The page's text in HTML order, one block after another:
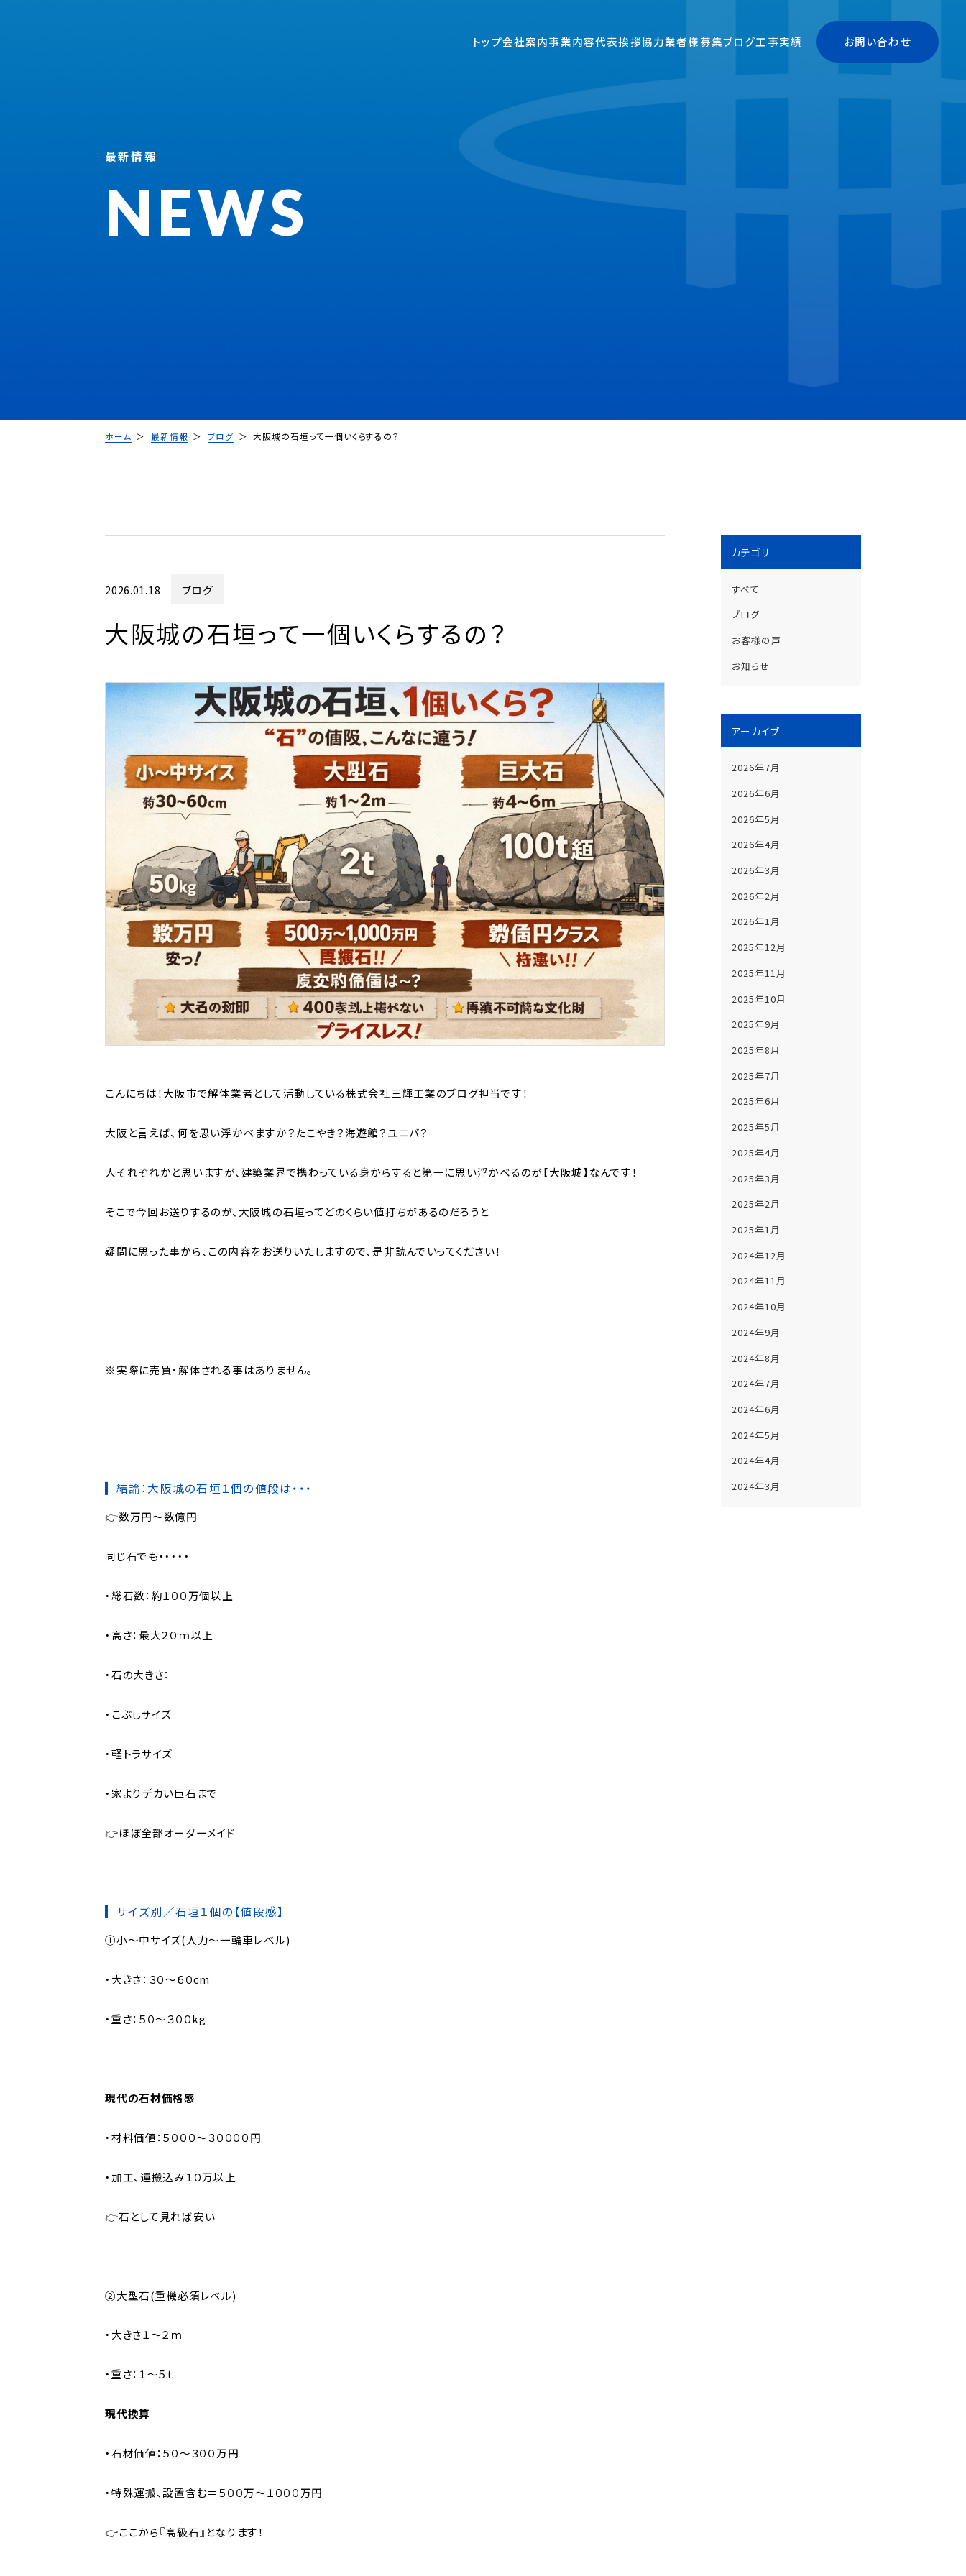
トップ会社案内事業内容代表挨拶協力業者様募集ブログ工事実績 お問い合わせ
NEWS
最新情報
ホーム 最新情報 ブログ 大阪城の石垣って一個いくらするの？
2026.01.18 ブログ
大阪城の石垣って一個いくらするの？
こんにちは！大阪市で解体業者として活動している株式会社三輝工業のブログ担当です！
大阪と言えば、何を思い浮かべますか？たこやき？海遊館？ユニバ？
人それぞれかと思いますが、建築業界で携わっている身からすると第一に思い浮かべるのが【大阪城】なんです！
そこで今回お送りするのが、大阪城の石垣ってどのくらい値打ちがあるのだろうと
疑問に思った事から、この内容をお送りいたしますので、是非読んでいってください！
※実際に売買・解体される事はありません。
結論：大阪城の石垣１個の値段は・・・
👉数万円～数億円
同じ石でも・・・・・
・総石数：約１００万個以上
・高さ：最大２０ｍ以上
・石の大きさ：
・こぶしサイズ
・軽トラサイズ
・家よりデカい巨石まで
👉ほぼ全部オーダーメイド
サイズ別／石垣１個の【値段感】
①小～中サイズ(人力～一輪車レベル)
・大きさ：３０～６０cm
・重さ：５０～３００kg
現代の石材価格感
・材料価値：５０００～３００００円
・加工、運搬込み１０万以上
👉石として見れば安い
②大型石(重機必須レベル)
・大きさ１～２ｍ
・重さ：１～５ｔ
現代換算
・石材価値：５０～３００万円
・特殊運搬、設置含む＝５００万～１０００万円
👉ここから『高級石』となります！
カテゴリ
すべて
ブログ
お客様の声
お知らせ
アーカイブ
2026年7月
2026年6月
2026年5月
2026年4月
2026年3月
2026年2月
2026年1月
2025年12月
2025年11月
2025年10月
2025年9月
2025年8月
2025年7月
2025年6月
2025年5月
2025年4月
2025年3月
2025年2月
2025年1月
2024年12月
2024年11月
2024年10月
2024年9月
2024年8月
2024年7月
2024年6月
2024年5月
2024年4月
2024年3月